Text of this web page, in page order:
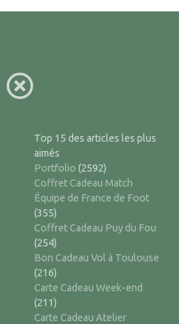
Top 15 des articles les plus
aimés
Portfolio (2592)
Coffret Cadeau Match
Équipe de France de Foot
(355)
Coffret Cadeau Puy du Fou
(254)
Bon Cadeau Vol à Toulouse
(216)
Carte Cadeau Week-end
(211)
Carte Cadeau Atelier